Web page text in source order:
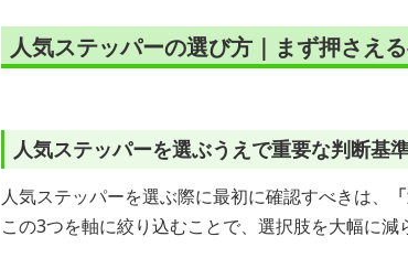
人気ステッパーの選び方｜まず押さえ
人気ステッパーを選ぶうえで重要な判断基
人気ステッパーを選ぶ際に最初に確認すべきは、
この3つを軸に絞り込むことで、選択肢を大幅に減